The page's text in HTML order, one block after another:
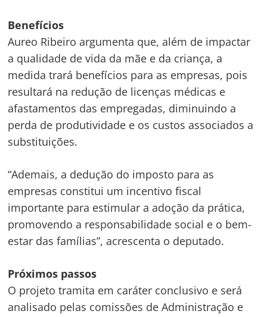
Benefícios
Aureo Ribeiro argumenta que, além de impactar
a qualidade de vida da mãe e da criança, a
medida trará benefícios para as empresas, pois
resultará na redução de licenças médicas e
afastamentos das empregadas, diminuindo a
perda de produtividade e os custos associados a
substituições.
“Ademais, a dedução do imposto para as
empresas constitui um incentivo fiscal
importante para estimular a adoção da prática,
promovendo a responsabilidade social e o bem-
estar das famílias”, acrescenta o deputado.
Próximos passos
O projeto tramita em caráter conclusivo e será
analisado pelas comissões de Administração e
de
Post